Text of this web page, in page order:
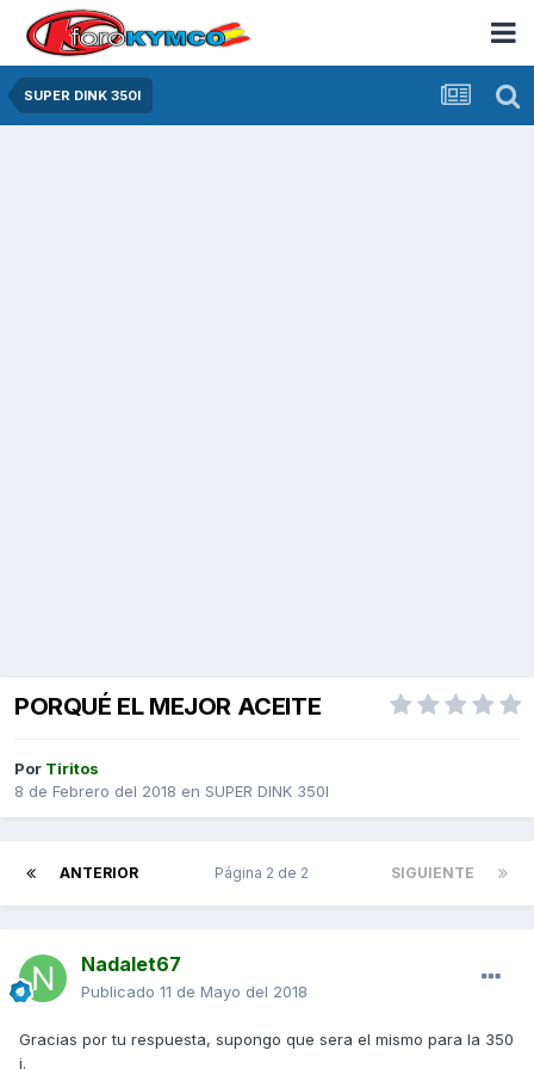
SUPER DINK 350I
PORQUÉ EL MEJOR ACEITE
Por Tiritos
8 de Febrero del 2018 en SUPER DINK 350I
ANTERIOR SIGUIENTE
Página 2 de 2
Nadalet67
Publicado 11 de Mayo del 2018
Gracias por tu respuesta, supongo que sera el mismo para la 350
i.